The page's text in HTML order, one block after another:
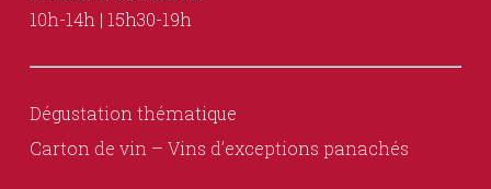
10h-14h | 15h30-19h
Dégustation thématique
Carton de vin – Vins d’exceptions panachés